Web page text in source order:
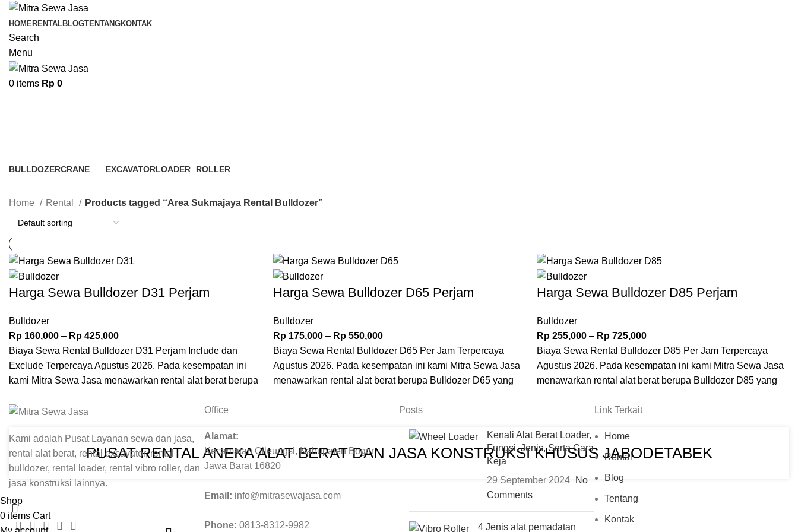
HOMERENTALBLOGTENTANGKONTAK
Search
Menu
0 items Rp 0
BULLDOZERCRANE
EXCAVATORLOADER
ROLLER
Home Rental Products tagged “Area Sukmajaya Rental Bulldozer”
Harga Sewa Bulldozer D31 Perjam
Bulldozer
Rp 160,000 – Rp 425,000
Biaya Sewa Rental Bulldozer D31 Perjam Include dan
Exclude Terpercaya Agustus 2026. Pada kesempatan ini
kami Mitra Sewa Jasa menawarkan rental alat berat berupa
membuatnya ideal untuk digunakan di area dengan ruang
pemesanan hubungi Admin Kami.
Harga Sewa Bulldozer D65 Perjam
Bulldozer
Rp175,000– Rp550,000
Biaya Sewa Rental Bulldozer D65 Per Jam Terpercaya
Agustus 2026. Pada kesempatan ini kami Mitra Sewa Jasa
menawarkan rental alat berat berupa Bulldozer D65 yang
dalam proyek konstruksi besar, pertambangan, dan
pemesanan hubungi Admin Kami.
Harga Sewa Bulldozer D85 Perjam
Bulldozer
Rp 255,000 – Rp 725,000
Biaya Sewa Rental Bulldozer D85 Per Jam Terpercaya
Agustus 2026. Pada kesempatan ini kami Mitra Sewa Jasa
menawarkan rental alat berat berupa Bulldozer D85 yang
dalam proyek konstruksi besar, pertambangan, dan
pemesanan hubungi Admin Kami.
PUSAT RENTAL ANEKA ALAT BERAT DAN JASA KONSTRUKSI KHUSUS JABODETABEK
Kami adalah Pusat Layanan sewa dan jasa,
rental alat berat, rental excavator, rental
bulldozer, rental loader, rental vibro roller, dan
jasa konstruksi lainnya.
Office
Alamat:
Kecamatan Cileungsi, Kabupaten Bogor -
Jawa Barat 16820
Email: info@mitrasewajasa.com
Phone: 0813-8312-9982
Posts
Kenali Alat Berat Loader,
Fungsi, Jenis, Serta Cara
Keja
29 September 2024
No
Comments
4 Jenis alat pemadatan
Link Terkait
Home
Rental
Blog
Tentang
Kontak
Shop
0 items Cart